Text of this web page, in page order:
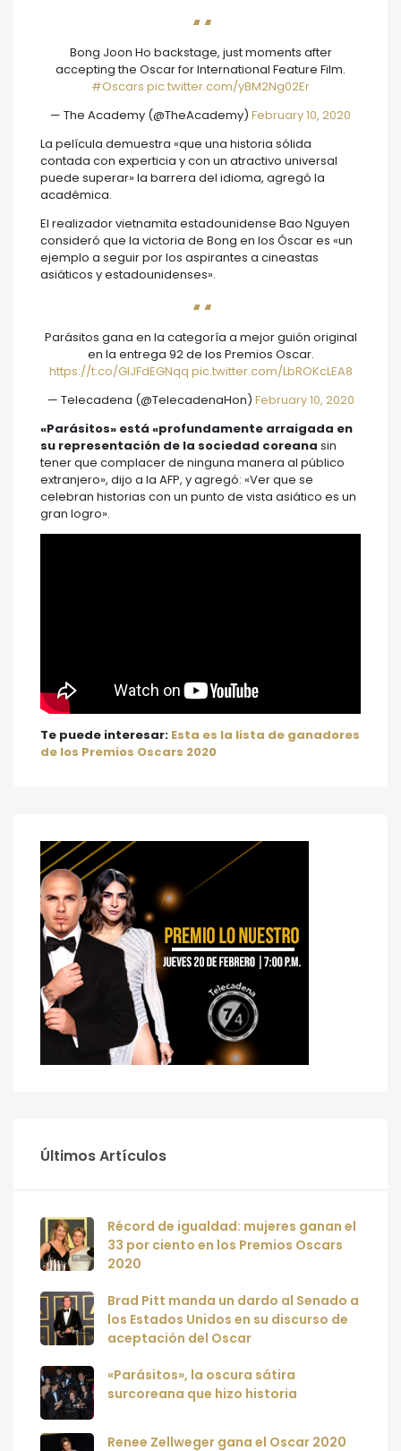
Bong Joon Ho backstage, just moments after
accepting the Oscar for International Feature Film.
#Oscars pic.twitter.com/yBM2Ng02Er
— The Academy (@TheAcademy) February 10, 2020
La película demuestra «que una historia sólida
contada con experticia y con un atractivo universal
puede superar» la barrera del idioma, agregó la
académica.
El realizador vietnamita estadounidense Bao Nguyen
consideró que la victoria de Bong en los Óscar es «un
ejemplo a seguir por los aspirantes a cineastas
asiáticos y estadounidenses».
Parásitos gana en la categoría a mejor guión original
en la entrega 92 de los Premios Oscar.
https://t.co/GlJFdEGNqq pic.twitter.com/LbROKcLEA8
— Telecadena (@TelecadenaHon) February 10, 2020
«Parásitos» está «profundamente arraigada en
su representación de la sociedad coreana sin
tener que complacer de ninguna manera al público
extranjero», dijo a la AFP, y agregó: «Ver que se
celebran historias con un punto de vista asiático es un
gran logro».
Te puede interesar: Esta es la lista de ganadores
de los Premios Oscars 2020
Últimos Artículos
Récord de igualdad: mujeres ganan el
33 por ciento en los Premios Oscars
2020
Brad Pitt manda un dardo al Senado a
los Estados Unidos en su discurso de
aceptación del Oscar
«Parásitos», la oscura sátira
surcoreana que hizo historia
Renee Zellweger gana el Oscar 2020